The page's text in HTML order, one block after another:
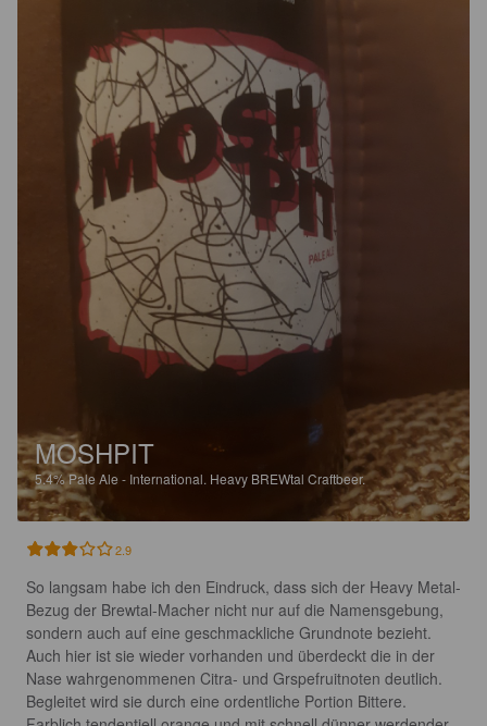
MOSHPIT
5.4%Pale Ale - International. Heavy BREWtal Craftbeer.
2.9
So langsam habe ich den Eindruck, dass sich der Heavy Metal-
Bezug der Brewtal-Macher nicht nur auf die Namensgebung,
sondern auch auf eine geschmackliche Grundnote bezieht.
Auch hier ist sie wieder vorhanden und überdeckt die in der
Nase wahrgenommenen Citra- und Grspefruitnoten deutlich.
Begleitet wird sie durch eine ordentliche Portion Bittere.